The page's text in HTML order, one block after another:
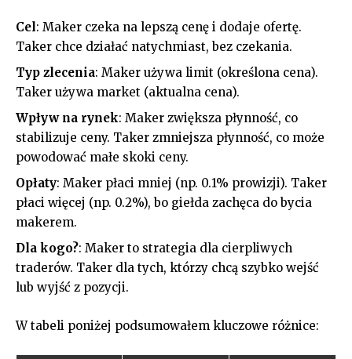
Cel: Maker czeka na lepszą cenę i dodaje ofertę.
Taker chce działać natychmiast, bez czekania.
Typ zlecenia: Maker używa limit (określona cena).
Taker używa market (aktualna cena).
Wpływ na rynek: Maker zwiększa płynność, co
stabilizuje ceny. Taker zmniejsza płynność, co może
powodować małe skoki ceny.
Opłaty: Maker płaci mniej (np. 0.1% prowizji). Taker
płaci więcej (np. 0.2%), bo giełda zachęca do bycia
makerem.
Dla kogo?: Maker to strategia dla cierpliwych
traderów. Taker dla tych, którzy chcą szybko wejść
lub wyjść z pozycji.
W tabeli poniżej podsumowałem kluczowe różnice: